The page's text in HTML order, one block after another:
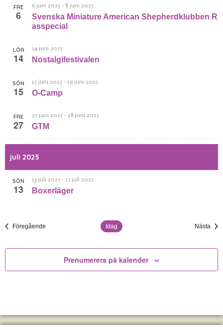
FRE
6
Svenska Miniature American Shepherdklubben R
asspecial
6 juni 2025 - 8 juni 2025
LÖR
14 Nostalgifestivalen
14 juni 2025
SÖN
15 O-Camp
15 juni 2025 - 19 juni 2025
FRE
27 GTM
27 juni 2025 - 28 juni 2025
juli 2025
SÖN
13 Boxerläger
13 juli 2025 - 17 juli 2025
Föregående Idag Nästa
Prenumerera på kalender